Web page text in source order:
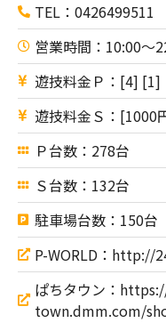
TEL：0426499511
営業時間：10:00～
遊技料金Ｐ：[4] [1]
遊技料金Ｓ：[1000
Ｐ台数：278台
Ｓ台数：132台
駐車場台数：150台
P-WORLD：http://
ぱちタウン：
town.dmm.com/